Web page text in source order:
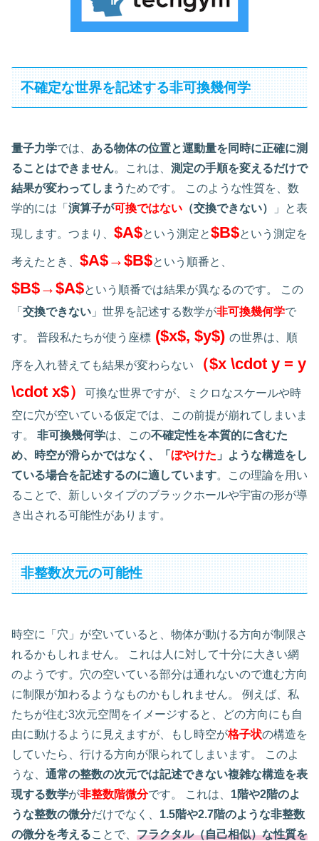
不確定な世界を記述する非可換幾何学
量子力学では、 ある物体の位置と運動量を同時に正確に測
ることはできません。これは、 測定の手順を変えるだけで
結果が変わってしまう ためです。 このような性質を、数
学的には「 演算子が可換ではない （交換できない） 」と表
現します。つまり、 $A$という測定と$B$という測定を
考えたとき、 $A$→$B$という順番と、
$B$→$A$という順番では結果が異なるのです。 この
「 交換できない 」世界を記述する数学が非可換幾何学で
す。 普段私たちが使う座標 ($x$, $y$) の世界は、順
序を入れ替えても結果が変わらない
（$x \cdot y = y
\cdot x$）
可換な世界ですが、ミクロなスケールや時
空に穴が空いている仮定では、この前提が崩れてしまいま
す。 非可換幾何学は、この不確定性を本質的に含むた
め、時空が滑らかではなく、「 ぼやけた 」ような構造をし
ている場合を記述するのに適しています。この理論を用い
ることで、新しいタイプのブラックホールや宇宙の形が導
き出される可能性があります。
非整数次元の可能性
時空に「穴」が空いていると、物体が動ける方向が制限さ
れるかもしれません。 これは人に対して十分に大きい網
のようです。穴の空いている部分は通れないので進む方向
に制限が加わるようなものかもしれません。 例えば、私
たちが住む3次元空間をイメージすると、どの方向にも自
由に動けるように見えますが、もし時空が格子状の構造を
していたら、行ける方向が限られてしまいます。 このよ
うな、 通常の整数の次元では記述できない複雑な構造を表
現する数学が非整数階微分です。 これは、 1階や2階のよ
うな整数の微分だけでなく、 1.5階や2.7階のような非整数
の微分を考えることで、 フラクタル（自己相似）な性質を